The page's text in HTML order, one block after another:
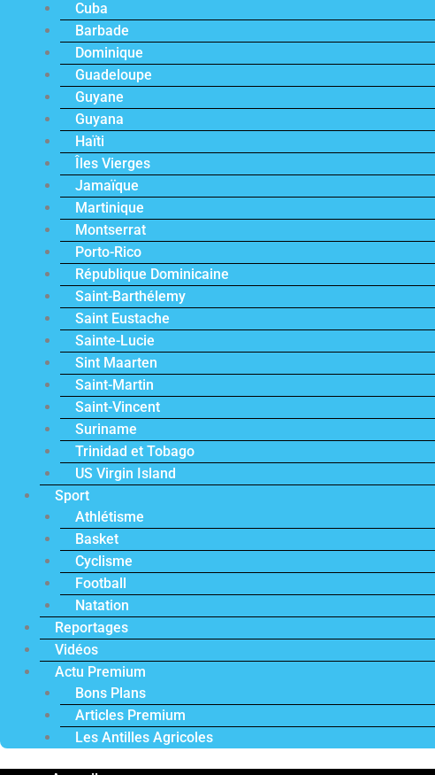
Cuba
Barbade
Dominique
Guadeloupe
Guyane
Guyana
Haïti
Îles Vierges
Jamaïque
Martinique
Montserrat
Porto-Rico
République Dominicaine
Saint-Barthélemy
Saint Eustache
Sainte-Lucie
Sint Maarten
Saint-Martin
Saint-Vincent
Suriname
Trinidad et Tobago
US Virgin Island
Sport
Athlétisme
Basket
Cyclisme
Football
Natation
Reportages
Vidéos
Actu Premium
Bons Plans
Articles Premium
Les Antilles Agricoles